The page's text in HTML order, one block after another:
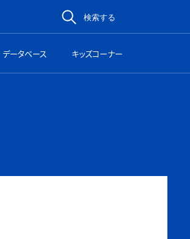
検索する
データベース キッズコーナー